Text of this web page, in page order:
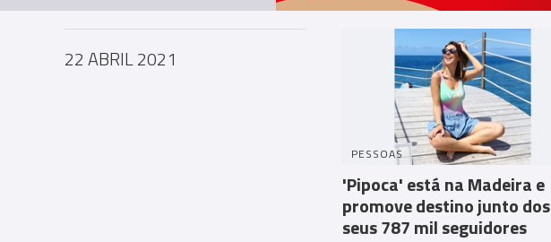
22 ABRIL 2021
PESSOAS
'Pipoca' está na Madeira e
promove destino junto dos
seus 787 mil seguidores